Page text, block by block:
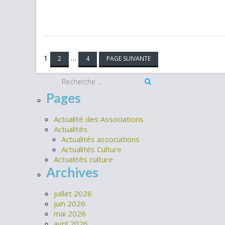
Navigation
des
articles
1 2 … 4 PAGE SUIVANTE
Pages
Actualité des Associations
Actualités
Actualités associations
Actualités Culture
Actualités culture
Archives
juillet 2026
juin 2026
mai 2026